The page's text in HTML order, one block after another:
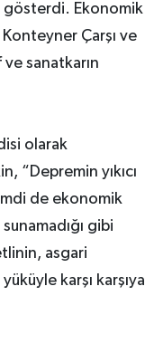
gösterdi. Ekonomik
Çarşı ve
sanatkarın
olarak
“Depremin yıkıcı
de ekonomik
gibi
asgari
karşı karşıya